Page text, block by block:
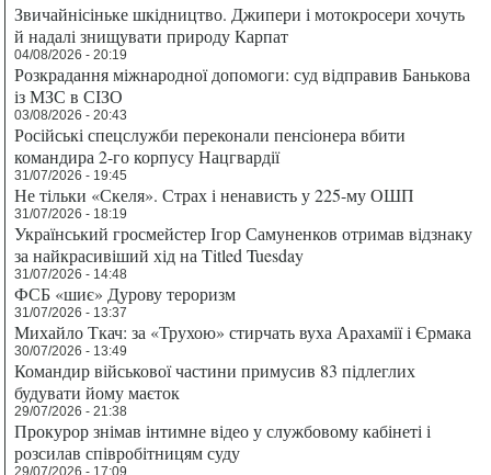
Звичайнісіньке шкідництво. Джипери і мотокросери хочуть
й надалі знищувати природу Карпат
04/08/2026 - 20:19
Розкрадання міжнародної допомоги: суд відправив Банькова
із МЗС в СІЗО
03/08/2026 - 20:43
Російські спецслужби переконали пенсіонера вбити
командира 2-го корпусу Нацгвардії
31/07/2026 - 19:45
Не тільки «Скеля». Страх і ненависть у 225-му ОШП
31/07/2026 - 18:19
Український гросмейстер Ігор Самуненков отримав відзнаку
за найкрасивіший хід на Titled Tuesday
31/07/2026 - 14:48
ФСБ «шиє» Дурову тероризм
31/07/2026 - 13:37
Михайло Ткач: за «Трухою» стирчать вуха Арахамії і Єрмака
30/07/2026 - 13:49
Командир військової частини примусив 83 підлеглих
будувати йому маєток
29/07/2026 - 21:38
Прокурор знімав інтимне відео у службовому кабінеті і
розсилав співробітницям суду
29/07/2026 - 17:09